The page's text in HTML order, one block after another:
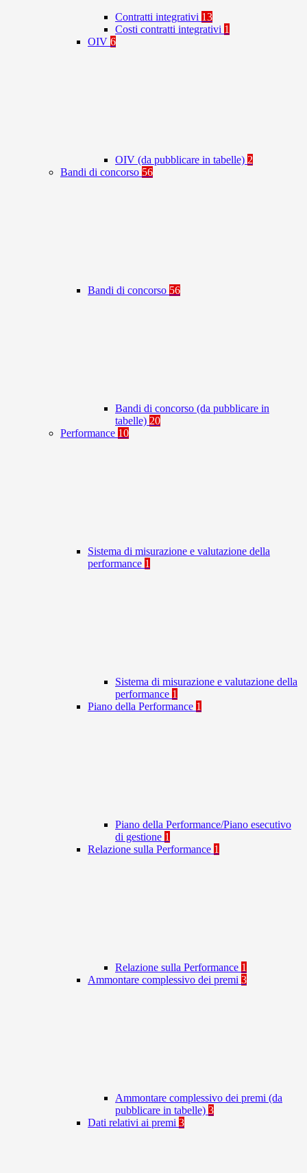
Contratti integrativi 13
Costi contratti integrativi 1
OIV 6
OIV (da pubblicare in tabelle) 2
Bandi di concorso 56
Bandi di concorso 56
Bandi di concorso (da pubblicare in
tabelle) 20
Performance 10
Sistema di misurazione e valutazione della
performance 1
Sistema di misurazione e valutazione della
performance 1
Piano della Performance 1
Piano della Performance/Piano esecutivo
di gestione 1
Relazione sulla Performance 1
Relazione sulla Performance 1
Ammontare complessivo dei premi 3
Ammontare complessivo dei premi (da
pubblicare in tabelle) 3
Dati relativi ai premi 3